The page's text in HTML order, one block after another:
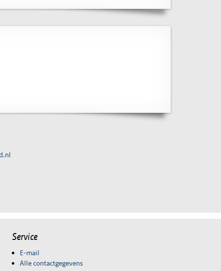
Service
E-mail
Alle contactgegevens